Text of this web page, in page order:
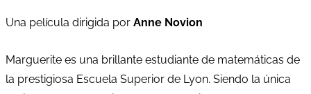
Una película dirigida por Anne Novion
Marguerite es una brillante estudiante de matemáticas de
la prestigiosa Escuela Superior de Lyon. Siendo la única